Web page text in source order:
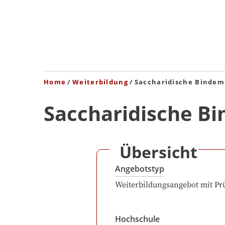
Home Weiterbildung Saccharidische
Saccharidische
Übersicht
Angebotstyp
Weiterbildungsangebot mit
Hochschule